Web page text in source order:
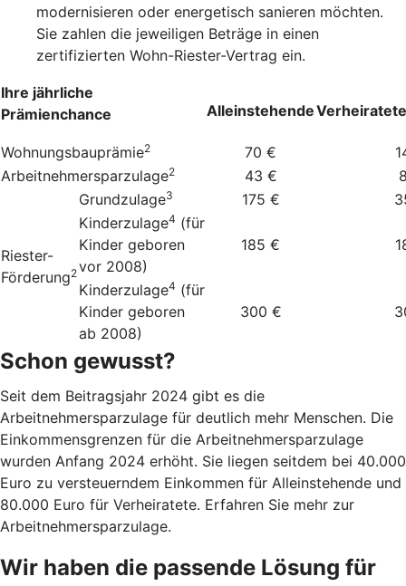
modernisieren oder energetisch sanieren möchten.
Sie zahlen die jeweiligen Beträge in einen
zertifizierten Wohn-Riester-Vertrag ein.
Ihre jährliche
Prämienchance
Alleinstehende
Wohnungsbauprämie2 70 €
Arbeitnehmersparzulage2 43 €
Riester-
Förderung2
Grundzulage3 175 €
Kinderzulage4 (für
Kinder geboren
vor 2008)
185 €
Kinderzulage4 (für
Kinder geboren
ab 2008)
300 €
Schon gewusst?
Seit dem Beitragsjahr 2024 gibt es die
Arbeitnehmersparzulage für deutlich mehr Menschen. Die
Einkommensgrenzen für die Arbeitnehmersparzulage
wurden Anfang 2024 erhöht. Sie liegen seitdem bei 40.000
Euro zu versteuerndem Einkommen für Alleinstehende und
80.000 Euro für Verheiratete. Erfahren Sie mehr zur
Arbeitnehmersparzulage.
Wir haben die passende Lösung für